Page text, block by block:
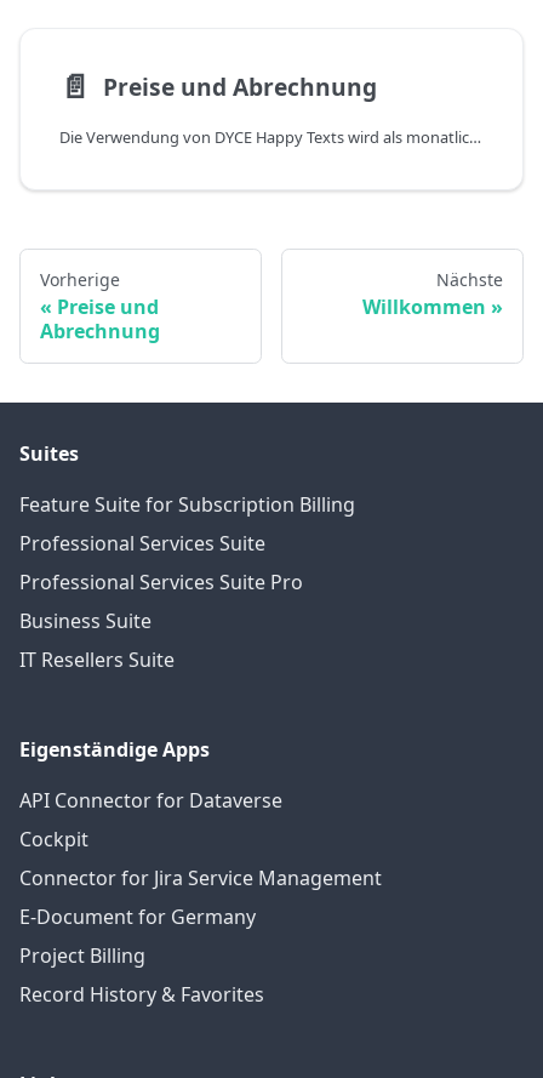
📄️ Preise und Abrechnung
Die Verwendung von DYCE Happy Texts wird als monatliche Gebühr pro Benutzer abgerechnet, dem eine Business Central Lizenz (Essential, Premium, Device oder Team Member) zugewiesen ist. Vorab ist es aber möglich, den vollen Funktionsumfang zeitlich unbegrenzt zu testen. Dies gilt allerdings nur für Sandbox-Umgebungen für Business Central. Die Verwendung in einer Produktiv-Umgebung zieht automatisch eine Abrechnung nach sich. Die aktuellen Preise entnehmen Sie bitte der DYCE Happy Texts Webseite. Unabhängig davon liegt der Preisfindung der Anspruch zugrunde, diese möglichst fair zu gestalten. Dazu gehört v.a. auch, nur den tatsächlichen Nutzen bzw. Mehrwert in Rechnung zu stellen.
Vorherige
Preise und
Abrechnung
Nächste
Willkommen
Suites
Feature Suite for Subscription Billing
Professional Services Suite
Professional Services Suite Pro
Business Suite
IT Resellers Suite
Eigenständige Apps
API Connector for Dataverse
Cockpit
Connector for Jira Service Management
E-Document for Germany
Project Billing
Record History & Favorites